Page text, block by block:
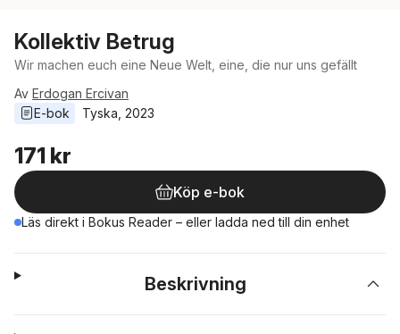
Kollektiv Betrug
Wir machen euch eine Neue Welt, eine, die nur uns gefällt
Av Erdogan Ercivan
E-bok
Tyska 2023
171 kr
Köp e-bok
Läs direkt i Bokus Reader – eller ladda ned till din enhet
Beskrivning